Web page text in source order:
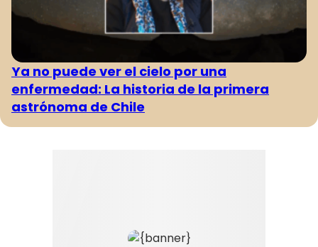
Ya no puede ver el cielo por una
enfermedad: La historia de la primera
astrónoma de Chile